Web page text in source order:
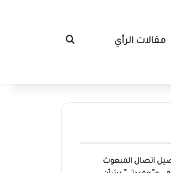
مقالات الرأي بحث عن
اتصال المبعوث